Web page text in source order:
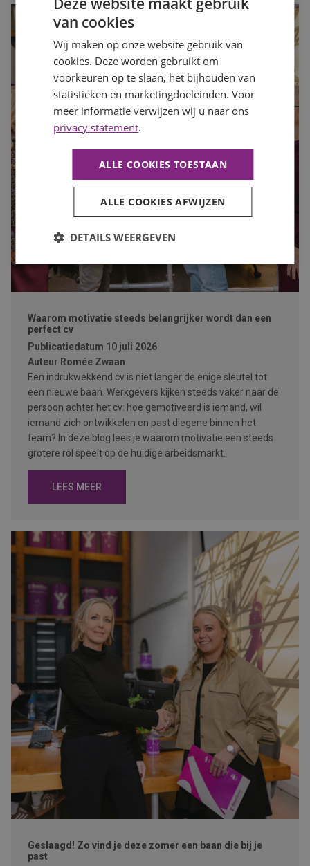
Waarom motivatie steeds belangrijker wordt dan een
perfect cv
Publicatiedatum 10 juli 2026
Auteur Romée Zwaan
Een indrukwekkend cv is niet langer de enige sleutel tot
een nieuwe baan. Werkgevers kijken steeds vaker naar de
persoon achter het cv: hoe gemotiveerd is iemand, wil
iemand zich ontwikkelen en past diegene binnen het
team? In deze blog lees je waarom motivatie een steeds
grotere rol speelt op de huidige arbeidsmarkt.
LEES MEER
Geslaagd! Zo vind je deze zomer een baan die bij je
past
van cookies
Wij maken op onze website gebruik van
cookies. Deze worden gebruikt om
voorkeuren op te slaan, het bijhouden van
statistieken en marketingdoeleinden. Voor
meer informatie verwijzen wij u naar ons
privacy statement.
ALLE COOKIES TOESTAAN
ALLE COOKIES AFWIJZEN
DETAILS WEERGEVEN